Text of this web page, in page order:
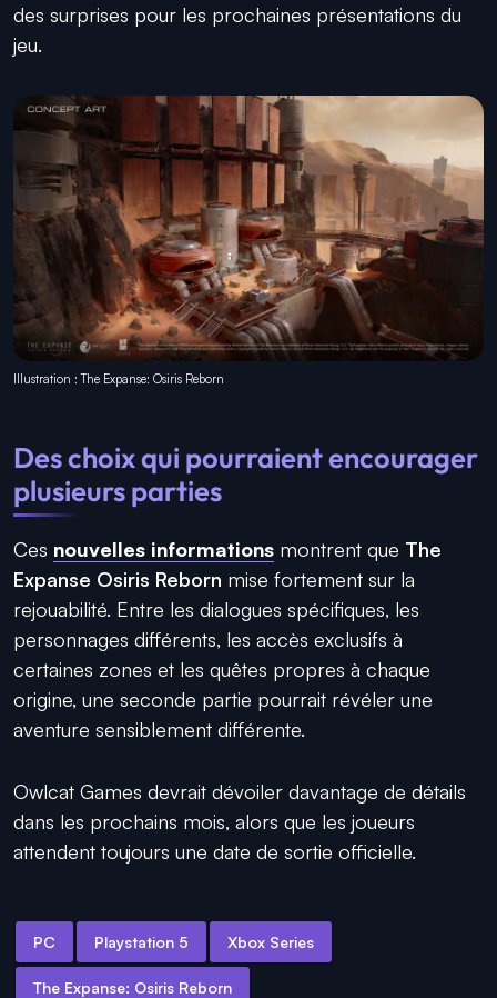
des surprises pour les prochaines présentations du
jeu.
Illustration : The Expanse: Osiris Reborn
Des choix qui pourraient encourager
plusieurs parties
Ces nouvelles informations montrent que The
Expanse Osiris Reborn mise fortement sur la
rejouabilité. Entre les dialogues spécifiques, les
personnages différents, les accès exclusifs à
certaines zones et les quêtes propres à chaque
origine, une seconde partie pourrait révéler une
aventure sensiblement différente.
Owlcat Games devrait dévoiler davantage de détails
dans les prochains mois, alors que les joueurs
attendent toujours une date de sortie officielle.
PC Playstation 5 Xbox Series
The Expanse: Osiris Reborn